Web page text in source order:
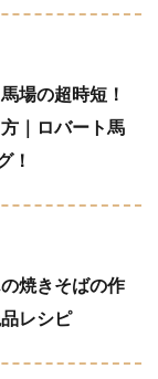
場の超時短！
｜ロバート馬
！
焼きそばの作
レシピ